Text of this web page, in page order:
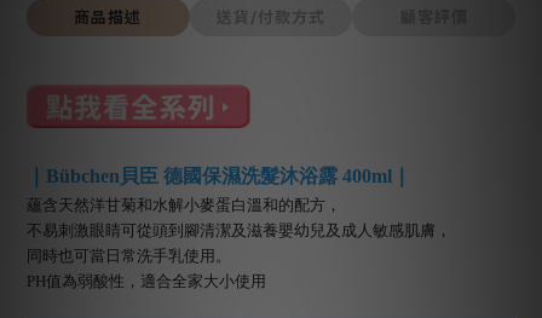
商品描述 送貨/付款方式
｜Bübchen貝臣 德國保濕洗髮沐浴露 400ml｜
蘊含天然洋甘菊和水解小麥蛋白溫和的配方，
不易刺激眼睛可從頭到腳清潔及滋養嬰幼兒及成人敏感肌膚，
同時也可當日常洗手乳使用。
PH值為弱酸性，適合全家大小使用